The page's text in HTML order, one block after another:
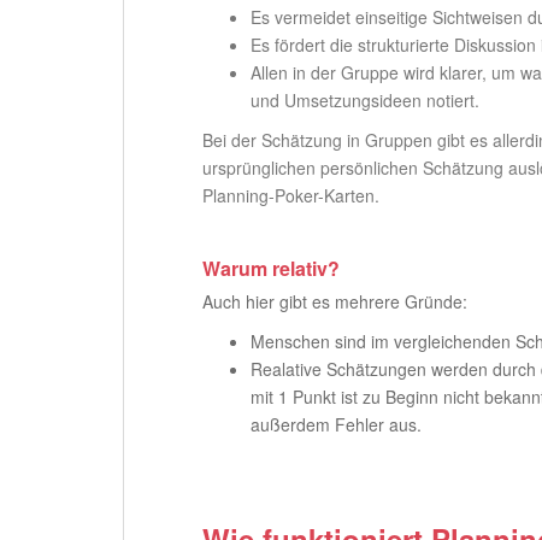
Es vermeidet einseitige Sichtweisen
Es fördert die strukturierte
Allen in der Gruppe wird klarer, um
und Umsetzungsideen notiert.
Bei der Schätzung in Gruppen gibt es
ursprünglichen persönlichen Schätzung
Planning-Poker-Karten.
Warum relativ?
Auch hier gibt es mehrere Gründe:
Menschen sind im vergleichenden
Realative Schätzungen werden
mit 1 Punkt ist zu Beginn nicht
außerdem Fehler aus.